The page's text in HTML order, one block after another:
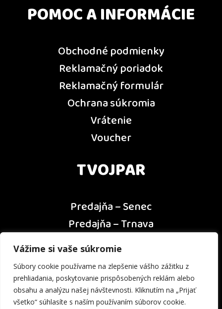
Vážime si vaše súkromie
Súbory cookie používame na zlepšenie vášho zážitku z
prehliadania, poskytovanie prispôsobených reklám alebo
obsahu a analýzu našej návštevnosti. Kliknutím na „Prijať
všetko“ súhlasíte s naším používaním súborov cookie.
POMOC A INFORMÁCIE
Obchodné podmienky
Reklamačný poriadok
Reklamačný formulár
Ochrana súkromia
Vrátenie
Voucher
TVOJPAR
Predajňa – Senec
Predajňa – Trnava
Predajňa – Dunajská Streda
Predajňa – Nitra
Kontakt